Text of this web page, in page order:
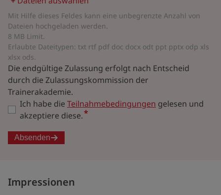
Mit Hilfe dieses Feldes kann eine unbegrenzte Anzahl von
Dateien hochgeladen werden.
8 MB Limit.
Erlaubte Dateitypen: txt rtf pdf doc docx odt ppt pptx odp xls
xlsx ods.
Die endgültige Zulassung erfolgt nach Entscheid
durch die Zulassungskommission der
Trainerakademie.
Ich habe die Teilnahmebedingungen gelesen und
akzeptiere diese.
Absenden
Impressionen